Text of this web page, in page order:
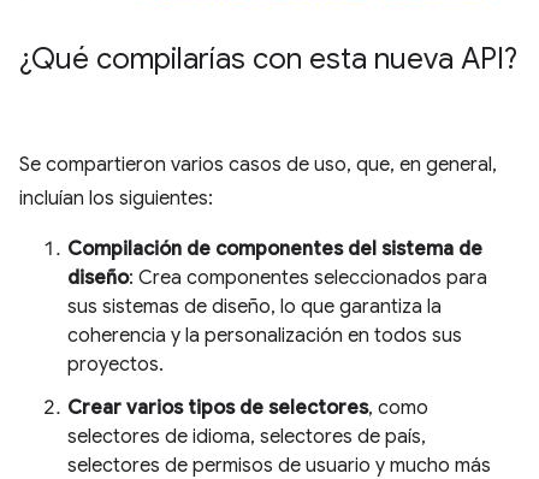
¿Qué compilarías con esta nueva API?
Se compartieron varios casos de uso, que, en general,
incluían los siguientes:
Compilación de componentes del sistema de
diseño: Crea componentes seleccionados para
sus sistemas de diseño, lo que garantiza la
coherencia y la personalización en todos sus
proyectos.
Crear varios tipos de selectores, como
selectores de idioma, selectores de país,
selectores de permisos de usuario y mucho más